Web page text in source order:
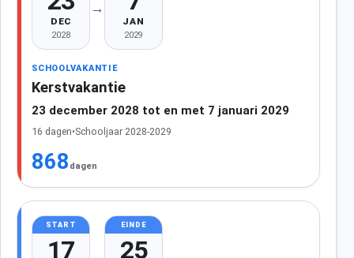
DEC
2028
→
JAN
2029
SCHOOLVAKANTIE
Kerstvakantie
23 december 2028 tot en met 7 januari 2029
16 dagen•Schooljaar 2028-2029
868 dagen
START
17
EINDE
25